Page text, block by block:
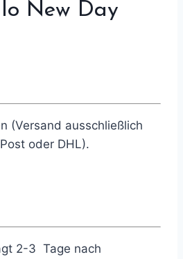
New Day
(Versand ausschließlich
oder DHL).
2-3 Tage nach